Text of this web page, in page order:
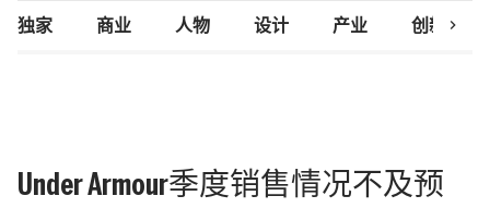
独家 商业 人物 设计 产业 创新研究
chevron_right
Under Armour季度销售情况不及预